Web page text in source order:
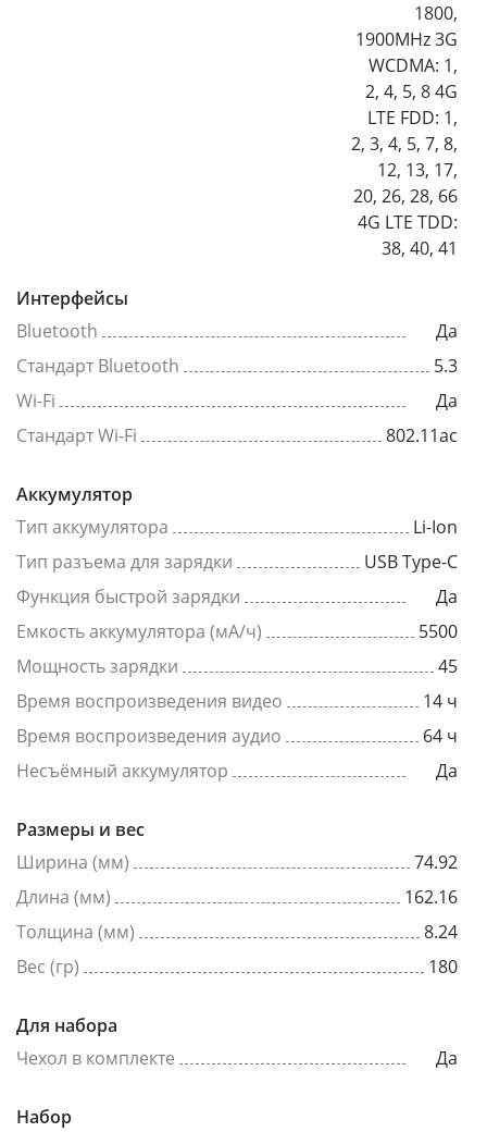
1800,
1900MHz 3G
WCDMA: 1,
2, 4, 5, 8 4G
LTE FDD: 1,
2, 3, 4, 5, 7, 8,
12, 13, 17,
20, 26, 28, 66
4G LTE TDD:
38, 40, 41
Интерфейсы
Bluetooth
Да
Стандарт Bluetooth
5.3
Wi-Fi
Да
Стандарт Wi-Fi
802.11ac
Аккумулятор
Тип аккумулятора
Li-Ion
Тип разъема для зарядки
USB Type-C
Функция быстрой зарядки
Да
Емкость аккумулятора (мА/ч)
5500
Мощность зарядки
45
Время воспроизведения видео
14 ч
Время воспроизведения аудио
64 ч
Несъёмный аккумулятор
Да
Размеры и вес
Ширина (мм)
74.92
Длина (мм)
162.16
Толщина (мм)
8.24
Вес (гр)
180
Для набора
Чехол в комплекте
Да
Набор